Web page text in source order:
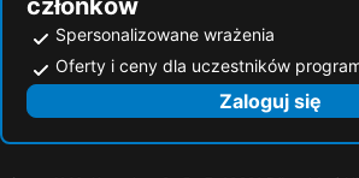
członków
Spersonalizowane wrażenia
Oferty i ceny dla uczestników
Zaloguj się